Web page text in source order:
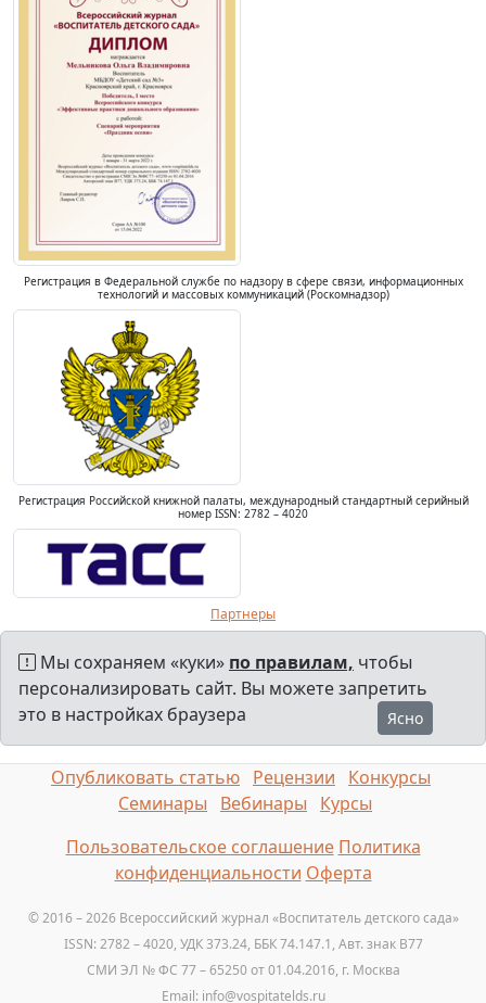
Регистрация в Федеральной службе по надзору в сфере связи, информационных
технологий и массовых коммуникаций (Роскомнадзор)
Регистрация Российской книжной палаты, международный стандартный серийный
номер ISSN: 2782 – 4020
Партнеры
Мы сохраняем «куки» по правилам, чтобы
персонализировать сайт. Вы можете запретить
это в настройках браузера
Ясно
Опубликовать статью Рецензии
Конкурсы
Семинары
Вебинары
Курсы
Пользовательское соглашение Политика
конфиденциальности Оферта
© 2016 – 2026 Всероссийский журнал «Воспитатель детского сада»
ISSN: 2782 – 4020, УДК 373.24, ББК 74.147.1, Авт. знак B77
СМИ ЭЛ № ФС 77 – 65250 от 01.04.2016, г. Москва
Email: info@vospitatelds.ru